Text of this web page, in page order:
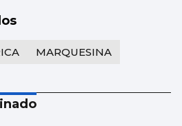
MARQUESINA